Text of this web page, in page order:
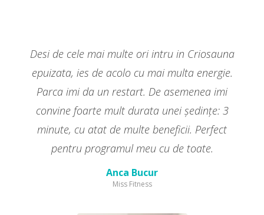
Desi de cele mai multe ori intru in Criosauna
epuizata, ies de acolo cu mai multa energie.
Parca imi da un restart. De asemenea imi
convine foarte mult durata unei ședințe: 3
minute, cu atat de multe beneficii. Perfect
pentru programul meu cu de toate.
Anca Bucur
Miss Fitness